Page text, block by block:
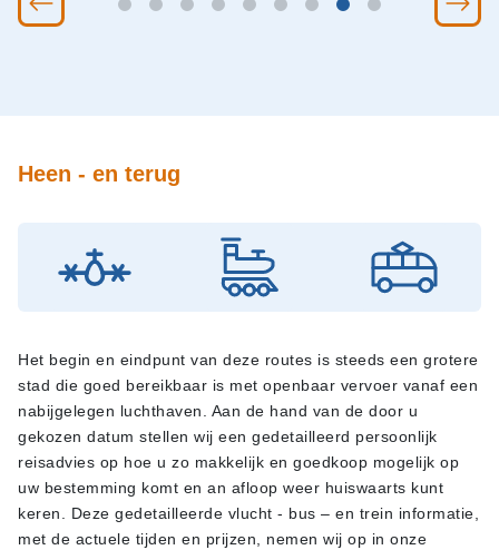
Heen - en terug
Het begin en eindpunt van deze routes is steeds een grotere
stad die goed bereikbaar is met openbaar vervoer vanaf een
nabijgelegen luchthaven. Aan de hand van de door u
gekozen datum stellen wij een gedetailleerd persoonlijk
reisadvies op hoe u zo makkelijk en goedkoop mogelijk op
uw bestemming komt en an afloop weer huiswaarts kunt
keren. Deze gedetailleerde vlucht - bus – en trein informatie,
met de actuele tijden en prijzen, nemen wij op in onze